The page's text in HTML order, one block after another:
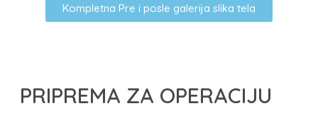
Kompletna Pre i posle galerija slika tela
PRIPREMA ZA OPERACIJU